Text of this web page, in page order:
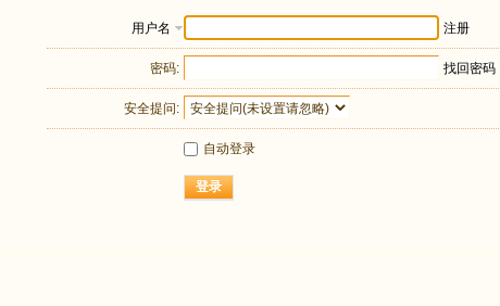
用户名 注册
密码: 找回密码
安全提问:
自动登录
登录